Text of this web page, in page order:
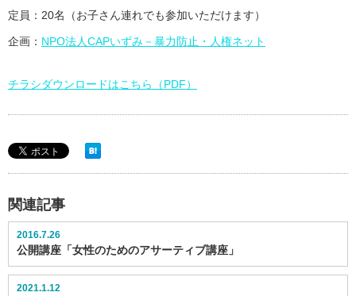
定員：20名（お子さん連れでも参加いただけます）
企画： NPO法人CAPいずみ－暴力防止・人権ネット
チラシダウンロードはこちら（PDF）
関連記事
2016.7.26
公開講座「女性のためのアサーティブ講座」
2021.1.12